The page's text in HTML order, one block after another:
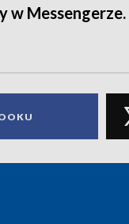
w Messengerze.